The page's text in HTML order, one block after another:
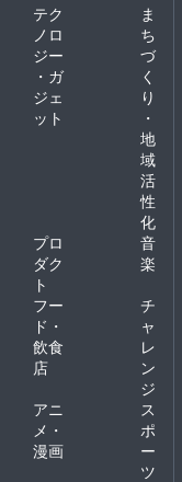
テク
ノロ
ジー
・ガ
ジェ
ット
ま
ち
づ
く
り
・
地
域
活
性
化
プロ
ダク
ト
音
楽
フー
ド・
飲食
店
チ
ャ
レ
ン
ジ
アニ
メ・
漫画
ス
ポ
ー
ツ